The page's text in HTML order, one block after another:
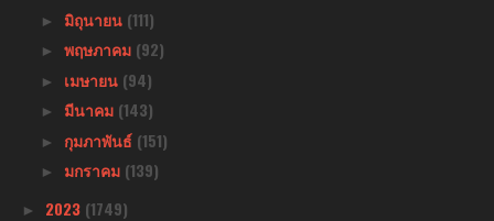
► มิถุนายน (111)
► พฤษภาคม (92)
► เมษายน (94)
► มีนาคม (143)
► กุมภาพันธ์ (151)
► มกราคม (139)
► 2023 (1749)